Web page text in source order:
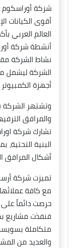
شركة أوراسكوم
أقوى الكيانات
العالم العربي
أنشطة شركة
نشاط الشركة
الشركة ليشمل
أجهزة
وتشتهر الشركة
والمرافق
تشارك شركة
البنية
أشكال المرافق
تميزت شركة
مع كافة
حرصت دائماً على
فنفذت مشاريع
متكاملة
والعديد من